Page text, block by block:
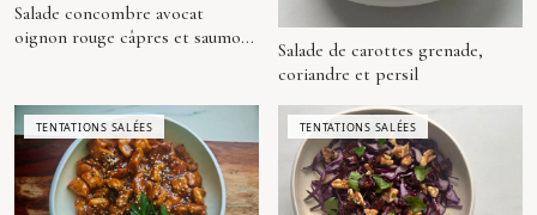
Salade concombre avocat
oignon rouge câpres et saumon
Salade de carottes grenade,
coriandre et persil
TENTATIONS SALÉES TENTATIONS SALÉES